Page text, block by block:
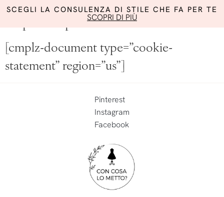
SCEGLI LA CONSULENZA DI STILE CHE FA PER TE
SCOPRI DI PIÙ
Opt-out preferences
[cmplz-document type=”cookie-
statement” region=”us”]
Pinterest
Instagram
Facebook